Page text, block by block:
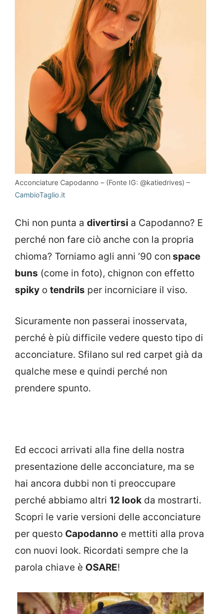
Acconciature Capodanno – (Fonte IG: @katiedrives) –
CambioTaglio.it
Chi non punta a divertirsi a Capodanno? E
perché non fare ciò anche con la propria
chioma? Torniamo agli anni ’90 con space
buns (come in foto), chignon con effetto
spiky o tendrils per incorniciare il viso.
Sicuramente non passerai inosservata,
perché è più difficile vedere questo tipo di
acconciature. Sfilano sul red carpet già da
qualche mese e quindi perché non
prendere spunto.
Ed eccoci arrivati alla fine della nostra
presentazione delle acconciature, ma se
hai ancora dubbi non ti preoccupare
perché abbiamo altri 12 look da mostrarti.
Scopri le varie versioni delle acconciature
per questo Capodanno e mettiti alla prova
con nuovi look. Ricordati sempre che la
parola chiave è OSARE!